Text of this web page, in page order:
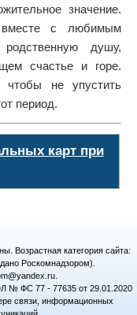
значение.
с любимым
душу,
счастье и горе.
чтобы не упустить
период.
карт при
Возрастная категория сайта:
Роскомнадзором).
№ ФС 77 - 77635 от 29.01.2020
связи, информационных